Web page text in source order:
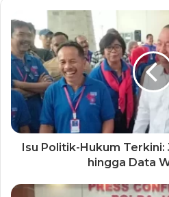
Isu Politik-Hukum Terkini:
hingga Data